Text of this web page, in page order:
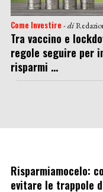
Come Investire - di
Tra vaccino e
regole seguire per
risparmi ...
Risparmiamocelo:
evitare le trappole